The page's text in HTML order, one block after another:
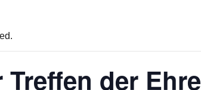
Treffen der